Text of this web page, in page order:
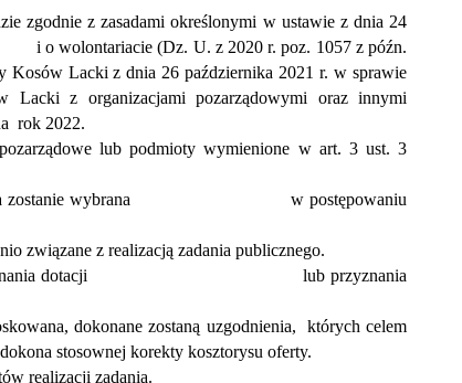
zgodnie z zasadami określonymi w ustawie z dnia 24
wolontariacie (Dz. U. z 2020 r. poz. 1057 z późn.
Lacki z dnia 26 października 2021 r. w sprawie
Lacki z organizacjami pozarządowymi oraz innymi
rok 2022.
lub podmioty wymienione w art. 3 ust. 3
oferta zostanie wybrana w postępowaniu
związane z realizacją zadania publicznego.
przyznania dotacji lub przyznania
dokonane zostaną uzgodnienia, których celem
stosownej korekty kosztorysu oferty.
realizacji zadania.